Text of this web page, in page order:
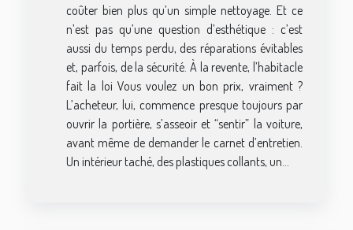
coûter bien plus qu’un simple nettoyage. Et ce
n’est pas qu’une question d’esthétique : c’est
aussi du temps perdu, des réparations évitables
et, parfois, de la sécurité. À la revente, l’habitacle
fait la loi Vous voulez un bon prix, vraiment ?
L’acheteur, lui, commence presque toujours par
ouvrir la portière, s’asseoir et “sentir” la voiture,
avant même de demander le carnet d’entretien.
Un intérieur taché, des plastiques collants, un...